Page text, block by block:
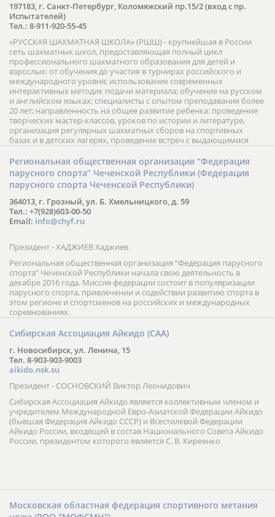
197183, г. Санкт-Петербург, Коломяжский пр.15/2 (вход с пр.
Испытателей)
Тел.: 8-911-920-55-45
«РУССКАЯ ШАХМАТНАЯ ШКОЛА» (РШШ) - крупнейшая в России
сеть шахматных школ, предоставляющая полный цикл
профессионального шахматного образования для детей и
взрослых: от обучения до участия в турнирах российского и
международного уровня; использование современных
интерактивных методик подачи материала; обучение на русском
и английском языках; специалисты с опытом преподавания более
20 лет; направленность на общее развитие ребенка: проведение
творческих мастер-классов, уроков по истории и литературе,
организация регулярных шахматных сборов на спортивных
базах и в детских лагерях, проведение встреч с выдающимися
шахматистами; корпоративное обучение; онлайн обучение в
форме вебинаров и индивидуальных занятий, круглые столы
российских и международных тренеров, организация фестивалей;
онлайн трансляция мероприятий и турниров.
Региональная общественная организация “Федерация
парусного спорта” Чеченской Республики (Федерация
парусного спорта Чеченской Республики)
364013, г. Грозный, ул. Б. Хмельницкого, д. 59
Тел.: +7(928)603-00-50
Email: info@chyf.ru
Президент - ХАДЖИЕВ Хаджиев
Региональная общественная организация “Федерация парусного
спорта” Чеченской Республики начала свою деятельность в
декабре 2016 года. Миссия федерации состоит в популяризации
парусного спорта, привлечении и содействии развитию спорта в
этом регионе и спортсменов на российских и международных
соревнованиях.
Сибирская Ассоциация Айкидо (САА)
г. Новосибирск, ул. Ленина, 15
Тел. 8-903-903-9003
aikido.nsk.su
Президент - СОСНОВСКИЙ Виктор Леонидович
Сибирская Ассоциация Айкидо является коллективным членом и
учредителем Международной Евро-Азиатской Федерации Айкидо
(бывшая Федерация Айкидо СССР) и Всестилевой Федерации
Айкидо России, входящей в состав Национального Совета Айкидо
России, президентом которого является С. В. Киреенко
Московская областная федерация спортивного метания